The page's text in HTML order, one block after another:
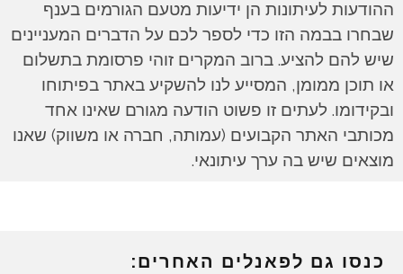
ההודעות לעיתונות הן ידיעות מטעם הגורמים בענף
שבחרו בבמה הזו כדי לספר לכם על הדברים המעניינים
שיש להם להציע. ברוב המקרים זוהי פרסומת בתשלום
או תוכן ממומן, המסייע לנו להשקיע באתר בפיתוחו
ובקידומו. לעתים זו פשוט הודעה מגורם שאינו אחד
מכותבי האתר הקבועים (עמותה, חברה או משווק) שאנו
מוצאים שיש בה ערך עיתונאי.
כנסו גם לפאנלים האחרים: